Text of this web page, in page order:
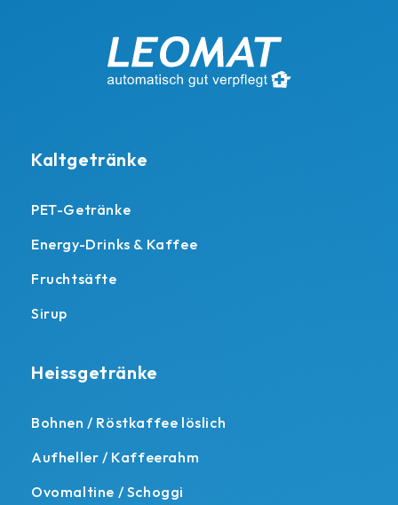
Kaltgetränke
PET-Getränke
Energy-Drinks & Kaffee
Fruchtsäfte
Sirup
Heissgetränke
Bohnen / Röstkaffee löslich
Aufheller / Kaffeerahm
Ovomaltine / Schoggi